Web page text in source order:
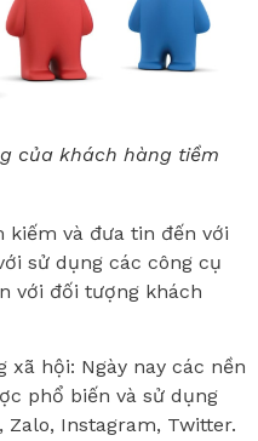
của khách hàng tiềm
kiếm và đưa tin đến với
sử dụng các công cụ
với đối tượng khách
xã hội: Ngày nay các nền
phổ biến và sử dụng
Instagram, Twitter.